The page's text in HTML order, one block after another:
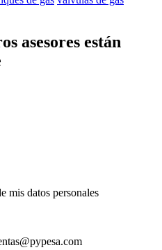
asesores están
mis datos personales